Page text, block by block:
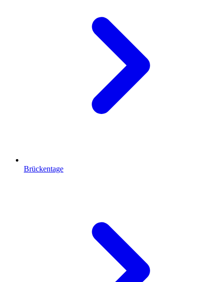
Brückentage